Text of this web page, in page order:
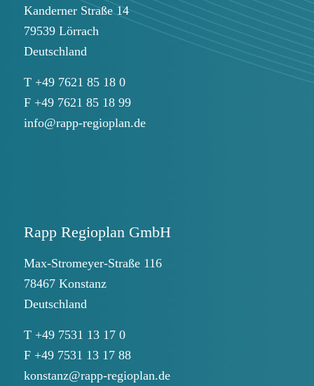
Kanderner Straße 14
79539 Lörrach
Deutschland
T +49 7621 85 18 0
F +49 7621 85 18 99
info@rapp-regioplan.de
Rapp Regioplan GmbH
Max-Stromeyer-Straße 116
78467 Konstanz
Deutschland
T +49 7531 13 17 0
F +49 7531 13 17 88
konstanz@rapp-regioplan.de